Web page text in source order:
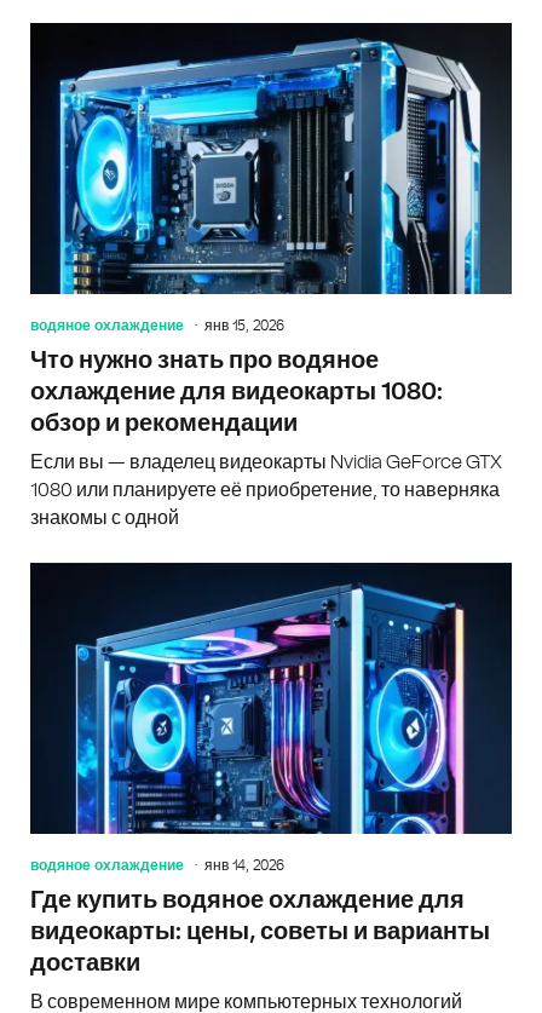
водяное охлаждение янв 15, 2026
Что нужно знать про водяное
охлаждение для видеокарты 1080:
обзор и рекомендации
Если вы — владелец видеокарты Nvidia GeForce GTX
1080 или планируете её приобретение, то наверняка
знакомы с одной
водяное охлаждение янв 14, 2026
Где купить водяное охлаждение для
видеокарты: цены, советы и варианты
доставки
В современном мире компьютерных технологий